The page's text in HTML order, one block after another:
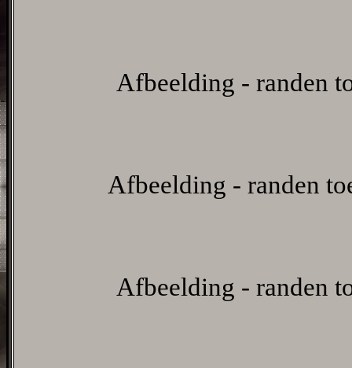
Afbeelding - randen
Afbeelding - randen
Afbeelding - randen